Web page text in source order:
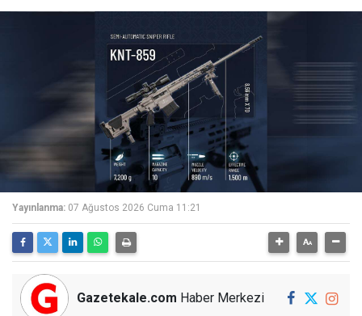
Yayınlanma: 07 Ağustos 2026 Cuma 11:21
Gazetekale.com Haber Merkezi